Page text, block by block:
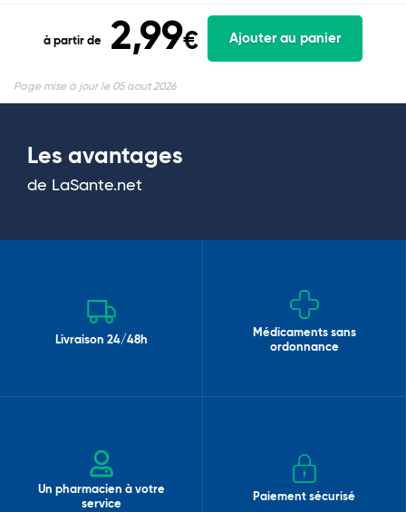
à partir de 2,99€ Ajouter au panier
Page mise à jour le 05 aout 2026
Les avantages
de LaSante.net
Livraison 24/48h
Médicaments sans
ordonnance
Un pharmacien à votre
service
Paiement sécurisé